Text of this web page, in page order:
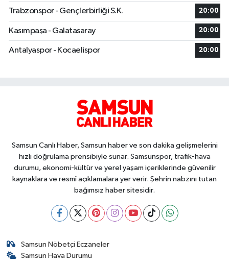
Trabzonspor - Gençlerbirliği S.K. 20:00
Kasımpaşa - Galatasaray 20:00
Antalyaspor - Kocaelispor 20:00
Samsun Canlı Haber, Samsun haber ve son dakika gelişmelerini
hızlı doğrulama prensibiyle sunar. Samsunspor, trafik-hava
durumu, ekonomi-kültür ve yerel yaşam içeriklerinde güvenilir
kaynaklara ve resmî açıklamalara yer verir. Şehrin nabzını tutan
bağımsız haber sitesidir.
Samsun Nöbetçi Eczaneler
Samsun Hava Durumu